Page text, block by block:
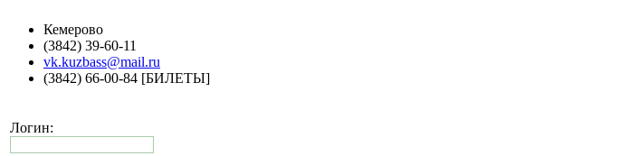
Кемерово
(3842) 39-60-11
vk.kuzbass@mail.ru
(3842) 66-00-84 [БИЛЕТЫ]
Логин: